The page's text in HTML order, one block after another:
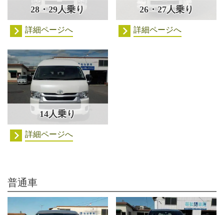
28・29人乗り
詳細ページへ
26・27人乗り
詳細ページへ
14人乗り
詳細ページへ
普通車